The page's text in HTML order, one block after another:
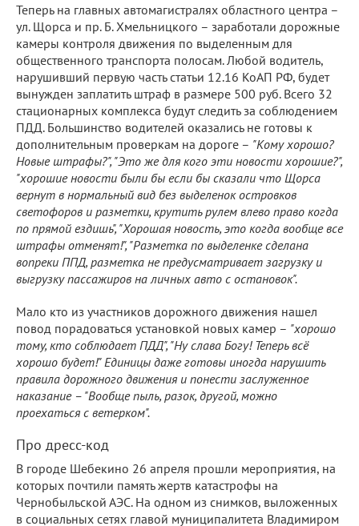
Теперь на главных автомагистралях областного центра –
ул. Щорса и пр. Б. Хмельницкого – заработали дорожные
камеры контроля движения по выделенным для
общественного транспорта полосам. Любой водитель,
нарушивший первую часть статьи 12.16 КоАП РФ, будет
вынужден заплатить штраф в размере 500 руб. Всего 32
стационарных комплекса будут следить за соблюдением
ПДД. Большинство водителей оказались не готовы к
дополнительным проверкам на дороге – "Кому хорошо?
Новые штрафы?", "Это же для кого эти новости хорошие?",
"хорошие новости были бы если бы сказали что Щорса
вернут в нормальный вид без выделенок островков
светофоров и разметки, крутить рулем влево право когда
по прямой ездишь", "Хорошая новость, это когда вообще все
штрафы отменят!", "Разметка по выделенке сделана
вопреки ППД, разметка не предусматривает загрузку и
выгрузку пассажиров на личных авто с остановок".
Мало кто из участников дорожного движения нашел
повод порадоваться установкой новых камер – "хорошо
тому, кто соблюдает ПДД", "Ну слава Богу! Теперь всё
хорошо будет!" Единицы даже готовы иногда нарушить
правила дорожного движения и понести заслуженное
наказание – "Вообще пыль, разок, другой, можно
проехаться с ветерком".
Про дресс-код
В городе Шебекино 26 апреля прошли мероприятия, на
которых почтили память жертв катастрофы на
Чернобыльской АЭС. На одном из снимков, выложенных
в социальных сетях главой муниципалитета Владимиром